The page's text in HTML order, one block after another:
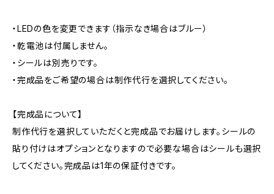
・LEDの色を変更できます（指示なき場合はブルー）
・乾電池は付属しません。
・シールは別売りです。
・完成品をご希望の場合は制作代行を選択してください。
【完成品について】
制作代行を選択していただくと完成品でお届けします。シールの
貼り付けはオプションとなりますので必要な場合はシールも選択
してください。完成品は1年の保証付きです。